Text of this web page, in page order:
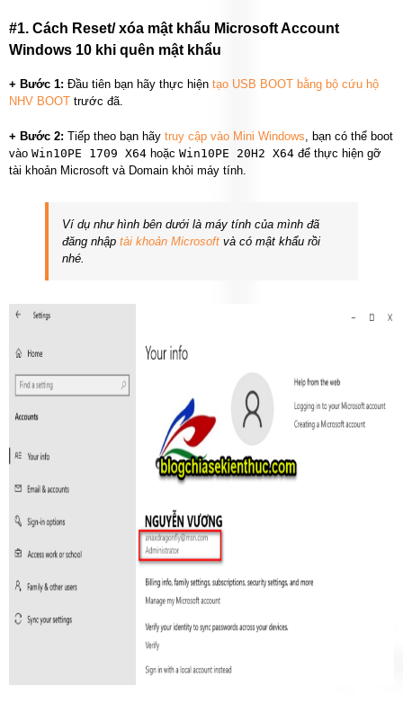
#1. Cách Reset/ xóa mật khẩu Microsoft Account
Windows 10 khi quên mật khẩu
+ Bước 1: Đầu tiên bạn hãy thực hiện tạo USB BOOT bằng bộ cứu hộ
NHV BOOT trước đã.
+ Bước 2: Tiếp theo bạn hãy truy cập vào Mini Windows , bạn có thể boot
vào Win10PE 1709 X64 hoặc Win10PE 20H2 X64 để thực hiện gỡ
tài khoản Microsoft và Domain khỏi máy tính.
Ví dụ như hình bên dưới là máy tính của mình đã
đăng nhập tài khoản Microsoft và có mật khẩu rồi
nhé.